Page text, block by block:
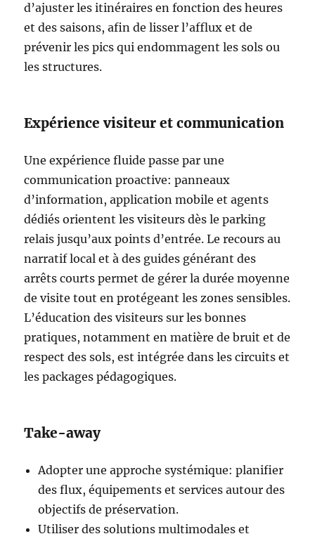
d’ajuster les itinéraires en fonction des heures
et des saisons, afin de lisser l’afflux et de
prévenir les pics qui endommagent les sols ou
les structures.
Expérience visiteur et communication
Une expérience fluide passe par une
communication proactive: panneaux
d’information, application mobile et agents
dédiés orientent les visiteurs dès le parking
relais jusqu’aux points d’entrée. Le recours au
narratif local et à des guides générant des
arrêts courts permet de gérer la durée moyenne
de visite tout en protégeant les zones sensibles.
L’éducation des visiteurs sur les bonnes
pratiques, notamment en matière de bruit et de
respect des sols, est intégrée dans les circuits et
les packages pédagogiques.
Take-away
Adopter une approche systémique: planifier
des flux, équipements et services autour des
objectifs de préservation.
Utiliser des solutions multimodales et